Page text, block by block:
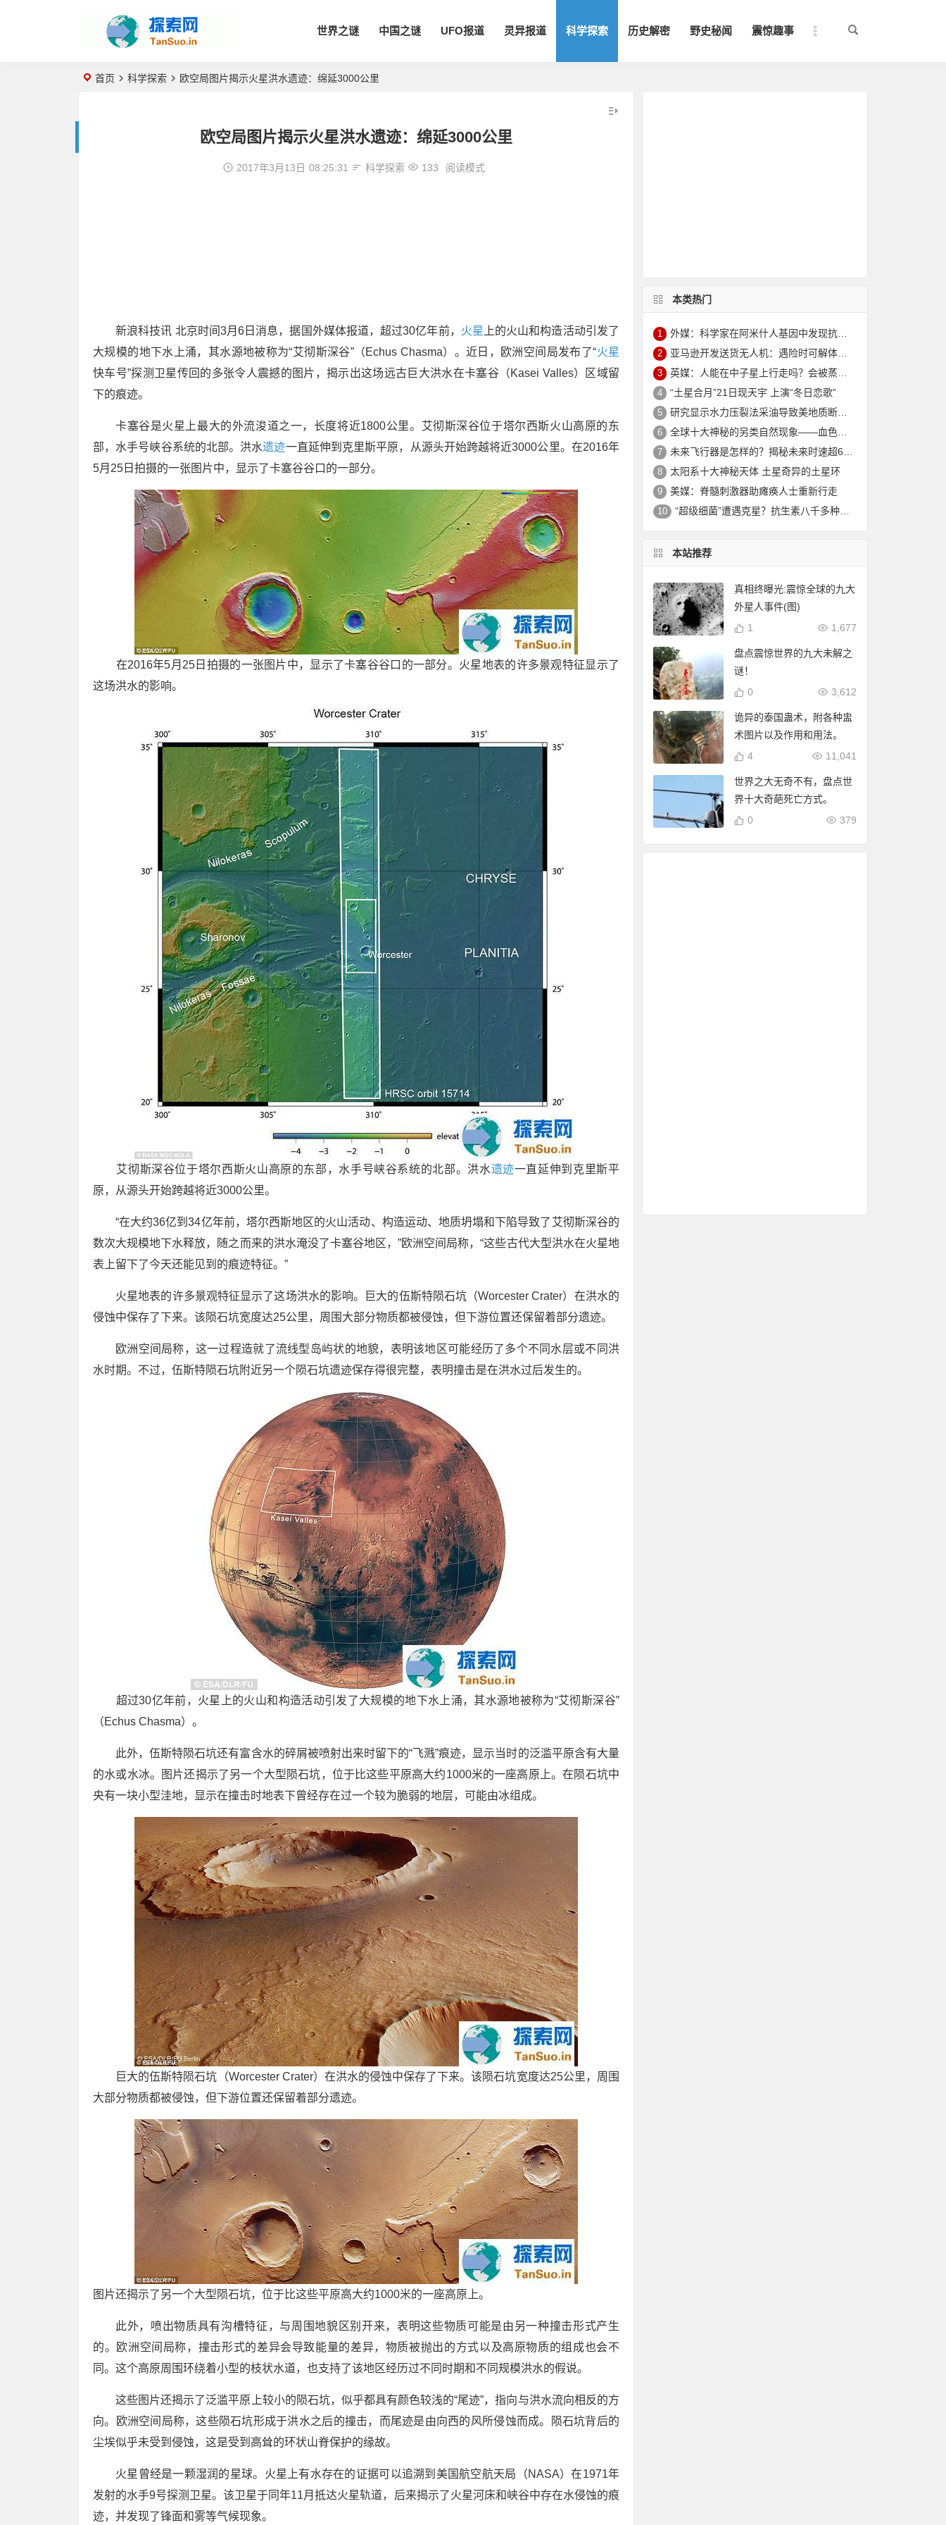
世界之谜 中国之谜 UFO报道 灵异报道 科学探索 历史解密 野史秘闻 震惊趣事
首页 科学探索 欧空局图片揭示火星洪水遗迹：绵延3000公里
欧空局图片揭示火星洪水遗迹：绵延3000公里
2017年3月13日 08:25:31 科学探索 133 阅读模式
新浪科技讯 北京时间3月6日消息，据国外媒体报道，超过30亿年前， 火星 上的火山和构造活动引发了
大规模的地下水上涌，其水源地被称为“艾彻斯深谷”（Echus Chasma）。近日，欧洲空间局发布了“火星
快车号”探测卫星传回的多张令人震撼的图片，揭示出这场远古巨大洪水在卡塞谷（Kasei Valles）区域留
下的痕迹。
卡塞谷是火星上最大的外流浚道之一，长度将近1800公里。艾彻斯深谷位于塔尔西斯火山高原的东
部，水手号峡谷系统的北部。洪水遗迹一直延伸到克里斯平原，从源头开始跨越将近3000公里。在2016年
5月25日拍摄的一张图片中，显示了卡塞谷谷口的一部分。
在2016年5月25日拍摄的一张图片中，显示了卡塞谷谷口的一部分。火星地表的许多景观特征显示了
这场洪水的影响。
艾彻斯深谷位于塔尔西斯火山高原的东部，水手号峡谷系统的北部。洪水遗迹一直延伸到克里斯平
原，从源头开始跨越将近3000公里。
“在大约36亿到34亿年前，塔尔西斯地区的火山活动、构造运动、地质坍塌和下陷导致了艾彻斯深谷的
数次大规模地下水释放，随之而来的洪水淹没了卡塞谷地区，”欧洲空间局称，“这些古代大型洪水在火星地
表上留下了今天还能见到的痕迹特征。”
火星地表的许多景观特征显示了这场洪水的影响。巨大的伍斯特陨石坑（Worcester Crater）在洪水的
侵蚀中保存了下来。该陨石坑宽度达25公里，周围大部分物质都被侵蚀，但下游位置还保留着部分遗迹。
欧洲空间局称，这一过程造就了流线型岛屿状的地貌，表明该地区可能经历了多个不同水层或不同洪
水时期。不过，伍斯特陨石坑附近另一个陨石坑遗迹保存得很完整，表明撞击是在洪水过后发生的。
超过30亿年前，火星上的火山和构造活动引发了大规模的地下水上涌，其水源地被称为“艾彻斯深谷”
（Echus Chasma）。
此外，伍斯特陨石坑还有富含水的碎屑被喷射出来时留下的“飞溅”痕迹，显示当时的泛滥平原含有大量
的水或水冰。图片还揭示了另一个大型陨石坑，位于比这些平原高大约1000米的一座高原上。在陨石坑中
央有一块小型洼地，显示在撞击时地表下曾经存在过一个较为脆弱的地层，可能由冰组成。
巨大的伍斯特陨石坑（Worcester Crater）在洪水的侵蚀中保存了下来。该陨石坑宽度达25公里，周围
大部分物质都被侵蚀，但下游位置还保留着部分遗迹。
图片还揭示了另一个大型陨石坑，位于比这些平原高大约1000米的一座高原上。
此外，喷出物质具有沟槽特征，与周围地貌区别开来，表明这些物质可能是由另一种撞击形式产生
的。欧洲空间局称，撞击形式的差异会导致能量的差异，物质被抛出的方式以及高原物质的组成也会不
同。这个高原周围环绕着小型的枝状水道，也支持了该地区经历过不同时期和不同规模洪水的假说。
这些图片还揭示了泛滥平原上较小的陨石坑，似乎都具有颜色较浅的“尾迹”，指向与洪水流向相反的方
向。欧洲空间局称，这些陨石坑形成于洪水之后的撞击，而尾迹是由向西的风所侵蚀而成。陨石坑背后的
尘埃似乎未受到侵蚀，这是受到高耸的环状山脊保护的缘故。
火星曾经是一颗湿润的星球。火星上有水存在的证据可以追溯到美国航空航天局（NASA）在1971年
发射的水手9号探测卫星。该卫星于同年11月抵达火星轨道，后来揭示了火星河床和峡谷中存在水侵蚀的痕
迹，并发现了锋面和雾等气候现象。
本类热门
1 外媒：科学家在阿米什人基因中发现抗衰老突变 可延寿10年
2 亚马逊开发送货无人机：遇险时可解体坠入安全地
3 英媒：人能在中子星上行走吗？会被蒸发电离
4 “土星合月”21日现天宇 上演“冬日恋歌”
5 研究显示水力压裂法采油导致美地质断层重新活跃
6 全球十大神秘的另类自然现象——血色瀑布_大火瀑布_磁山等！
7 未来飞行器是怎样的？揭秘未来时速超6000公里的飞行器
8 太阳系十大神秘天体 土星奇异的土星环
9 美媒：脊髓刺激器助瘫痪人士重新行走
10 “超级细菌”遭遇克星？抗生素八千多种新组合效果惊人
本站推荐
真相终曝光:震惊全球的九大
外星人事件(图)
1,677
1
盘点震惊世界的九大未解之
谜！
3,612
0
诡异的泰国蛊术，附各种盅
术图片以及作用和用法。
11,041
4
世界之大无奇不有，盘点世
界十大奇葩死亡方式。
379
0